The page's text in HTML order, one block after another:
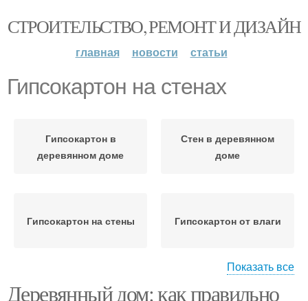
СТРОИТЕЛЬСТВО, РЕМОНТ И ДИЗАЙН
главная новости статьи
Гипсокартон на стенах
Гипсокартон в
деревянном доме
Стен в деревянном
доме
Гипсокартон на стены Гипсокартон от влаги
Гипсокартон для
Показать все
Деревянный дом: как правильно